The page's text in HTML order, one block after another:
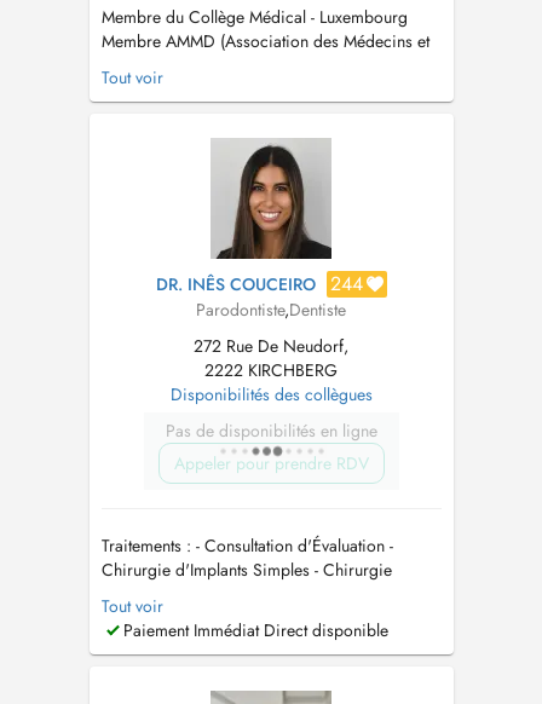
Membre du Collège Médical - Luxembourg
Membre AMMD (Association des Médecins et
Médecins Dentistes) - Luxembourg. Membre
CMD (Cercle des Médecins Dentistes) -
Médicos Dentistas) - Portugal Maitre en
Médicine Dentaire / Mestre em Medicina
Dentaria Maitre en Réhab...
Tout voir
DR. INÊS COUCEIRO 244
Parodontiste,Dentiste
272 Rue De Neudorf,
2222 KIRCHBERG
Disponibilités des collègues
Pas de disponibilités en ligne
Appeler pour prendre RDV
Traitements : - Consultation d'Évaluation -
Chirurgie d'Implants Simples - Chirurgie
d'Implants Complexe - Greffe Gingivale -
Facettes Esthétiques en Céramique - Extraction
Dents de Sagesse - Urgences (dent cassée,
(nettoyage) - Obturation dentaire (...
Tout voir
Paiement Immédiat Direct disponible